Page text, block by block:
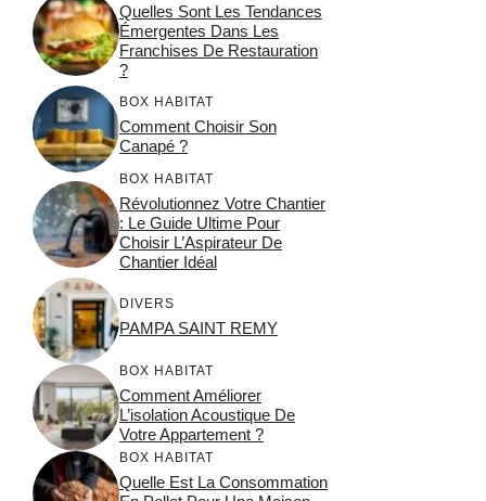
Quelles Sont Les Tendances
Émergentes Dans Les
Franchises De Restauration
?
BOX HABITAT
Comment Choisir Son
Canapé ?
BOX HABITAT
Révolutionnez Votre Chantier
: Le Guide Ultime Pour
Choisir L’Aspirateur De
Chantier Idéal
DIVERS
PAMPA SAINT REMY
BOX HABITAT
Comment Améliorer
L’isolation Acoustique De
Votre Appartement ?
BOX HABITAT
Quelle Est La Consommation